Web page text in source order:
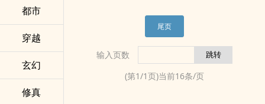
都市
穿越
玄幻
修真
尾页
输入页数
(第1/1页)当前16条/页